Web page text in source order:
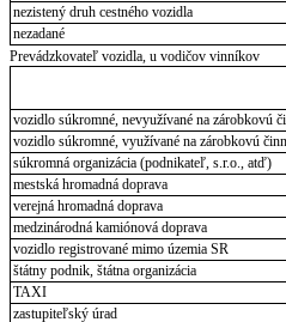
nezistený druh cestného vozidla
nezadané
Prevádzkovateľ vozidla, u vodičov vinníkov
vozidlo súkromné, nevyužívané na zárobkovú
vozidlo súkromné, využívané na zárobkovú
súkromná organizácia (podnikateľ, s.r.o., atď)
mestská hromadná doprava
verejná hromadná doprava
medzinárodná kamiónová doprava
vozidlo registrované mimo územia SR
štátny podnik, štátna organizácia
TAXI
zastupiteľský úrad